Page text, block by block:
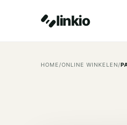
linkio
HOME/ONLINE WINKELEN/